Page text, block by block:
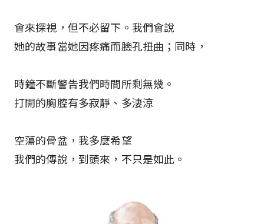
會來探視，但不必留下。我們會說
她的故事當她因疼痛而臉孔扭曲；同時，
時鐘不斷警告我們時間所剩無幾。
打開的胸腔有多寂靜、多淒涼
空蕩的骨盆，我多麼希望
我們的傳說，到頭來，不只是如此。